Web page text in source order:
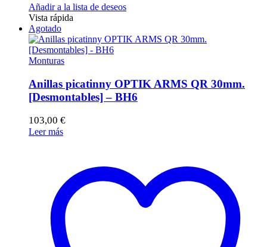
Añadir a la lista de deseos
Vista rápida
Agotado
Monturas
Anillas picatinny OPTIK ARMS QR 30mm.
[Desmontables] – BH6
103,00 €
Leer más